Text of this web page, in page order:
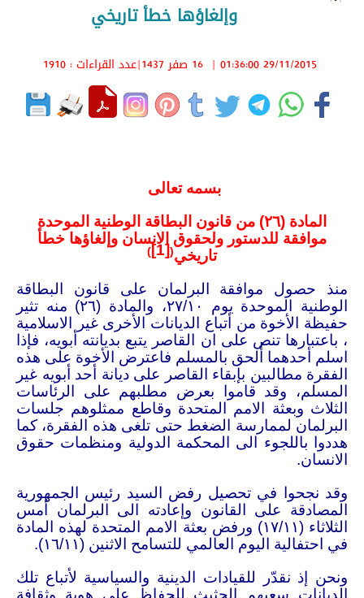
وإلغاؤها خطأ تاريخي
29/11/2015 01:36:00
| 16 صفر 1437 |عدد القراءات : 1910
بسمه تعالى
المادة (٢٦) من قانون البطاقة الوطنية الموحدة
موافقة للدستور ولحقوق الانسان وإلغاؤها خطأ
تاريخي(
[1]
)
منذ حصول موافقة البرلمان على قانون البطاقة
الوطنية الموحدة يوم
٢٧/١٠ ، والمادة (٢٦) منه تثير
حفيظة الأخوة من أتباع الديانات الأخرى غير الاسلامية
، باعتبارها تنص على ان القاصر يتبع بديانته أبويه، فإذا
اسلم أحدهما أُلحق بالمسلم فاعترض الأخوة على هذه
الفقرة مطالبين بإبقاء القاصر على ديانة أحد أبويه غير
المسلم، وقد قاموا بعرض مطلبهم على الرئاسات
الثلاث وبعثة الامم المتحدة وقاطع ممثلوهم جلسات
البرلمان لممارسة الضغط حتى تلغى هذه الفقرة، كما
هددوا باللجوء الى المحكمة الدولية ومنظمات حقوق
الانسان.
وقد نجحوا في تحصيل رفض السيد رئيس الجمهورية
المصادقة على القانون وإعادته الى البرلمان أمس
الثلاثاء (
١٧/١١
) ورفض بعثة الامم المتحدة لهذه المادة
في احتفالية اليوم العالمي للتسامح الاثنين (
١٦/١١
).
ونحن إذ نقدّر للقيادات الدينية والسياسية لأتباع تلك
الديانات سعيهم الحثيث للحفاظ على هوية وثقافة